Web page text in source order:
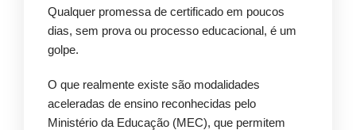
Qualquer promessa de certificado em poucos
dias, sem prova ou processo educacional, é um
golpe.
O que realmente existe são modalidades
aceleradas de ensino reconhecidas pelo
Ministério da Educação (MEC), que permitem